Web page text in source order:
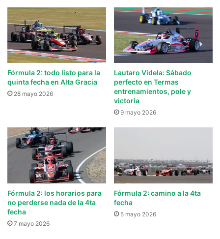
Fórmula 2: todo listo para la
quinta fecha en Alta Gracia
28 mayo 2026
Lautaro Videla: Sábado
perfecto en Termas
entrenamientos, pole y
victoria
9 mayo 2026
Fórmula 2: los horarios para
no perderse nada de la 4ta
fecha
7 mayo 2026
Fórmula 2: camino a la 4ta
fecha
5 mayo 2026